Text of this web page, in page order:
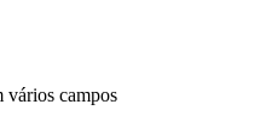
vários campos